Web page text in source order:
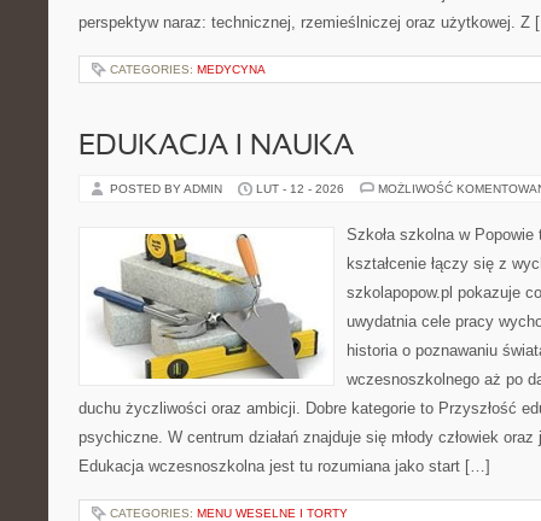
perspektyw naraz: technicznej, rzemieślniczej oraz użytkowej. Z
CATEGORIES: MEDYCYNA
EDUKACJA I NAUKA
POSTED BY ADMIN LUT - 12 - 2026 MOŻLIWOŚĆ
Szkoła szkolna w
kształcenie łączy się z
szkolapopow.pl pokazuje
uwydatnia cele pracy
historia o poznawaniu
wczesnoszkolnego aż po
duchu życzliwości oraz ambicji. Dobre kategorie to Przyszłość
psychiczne. W centrum działań znajduje się młody człowiek
Edukacja wczesnoszkolna jest tu rozumiana jako start […]
CATEGORIES: MENU WESELNE I TORTY